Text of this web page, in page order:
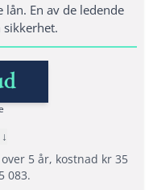
fast inntekt
En av de ledende
sikkerhet.
5 år, kostnad kr 35
083.